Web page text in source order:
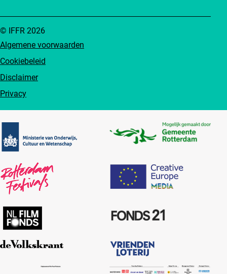
Algemene voorwaarden
Cookiebeleid
Disclaimer
Privacy
© IFFR 2026